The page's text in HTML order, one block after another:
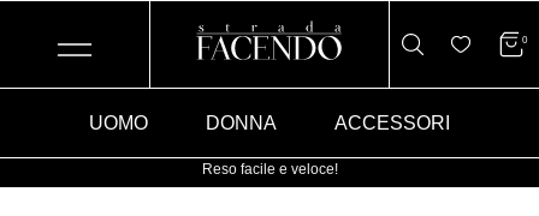
0
UOMO DONNA ACCESSORI
Reso facile e veloce!